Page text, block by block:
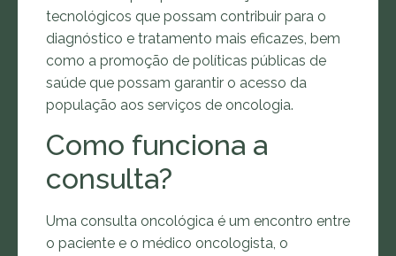
tecnológicos que possam contribuir para o
diagnóstico e tratamento mais eficazes, bem
como a promoção de políticas públicas de
saúde que possam garantir o acesso da
população aos serviços de oncologia.
Como funciona a
consulta?
Uma consulta oncológica é um encontro entre
o paciente e o médico oncologista, o